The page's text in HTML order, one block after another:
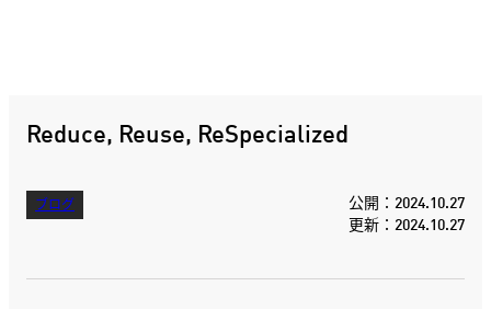
Reduce, Reuse, ReSpecialized
ブログ
公開：2024.10.27
更新：2024.10.27